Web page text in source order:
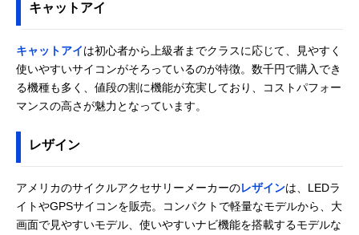
キャットアイ
キャットアイは初心者から上級者までクラスに応じて、見やすく
使いやすいサイコンがそろっているのが特徴。数千円で購入でき
る機種も多く、値段の割に機能が充実しており、コストパフォー
マンスの高さが魅力となっています。
レザイン
アメリカのサイクルアクセサリーメーカーのレザインは、LEDラ
イトやGPSサイコンを販売。コンパクトで軽量なモデルから、大
画面で見やすいモデル、使いやすいナビ機能を搭載するモデルな